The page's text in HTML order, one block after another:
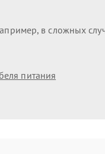
в сложных
питания